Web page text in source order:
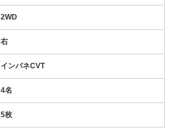
2WD
右
インパネCVT
4名
5枚